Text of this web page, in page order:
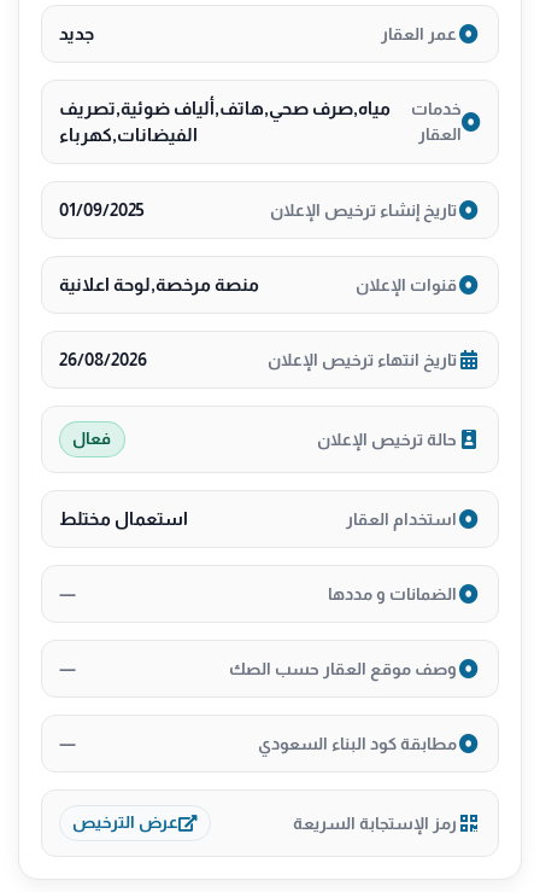
عمر العقار جديد
خدمات
العقار
مياه,صرف صحي,هاتف,ألياف ضوئية,تصريف
الفيضانات,كهرباء
تاريخ إنشاء ترخيص الإعلان 01/09/2025
قنوات الإعلان منصة مرخصة,لوحة اعلانية
تاريخ انتهاء ترخيص الإعلان 26/08/2026
حالة ترخيص الإعلان فعال
استخدام العقار استعمال مختلط
الضمانات و مددها —
وصف موقع العقار حسب الصك —
مطابقة كود البناء السعودي —
رمز الإستجابة السريعة عرض الترخيص